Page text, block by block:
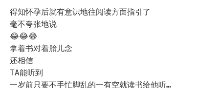
记不清了。他很喜欢，那时总是提起，总给我讲。
后来是“格兰特船长的儿女”，罗尔德·达尔系列…一直到现
在
我一直认为第一本书很重要，但由于自己的原因，孩子每
次的选择还都是很机缘的。
得知怀孕后就有意识地往阅读方面指引了
毫不夸张地说
😂😂😂
拿着书对着胎儿念
还相信
TA能听到
一岁前只要不手忙脚乱的一有空就读书给他听